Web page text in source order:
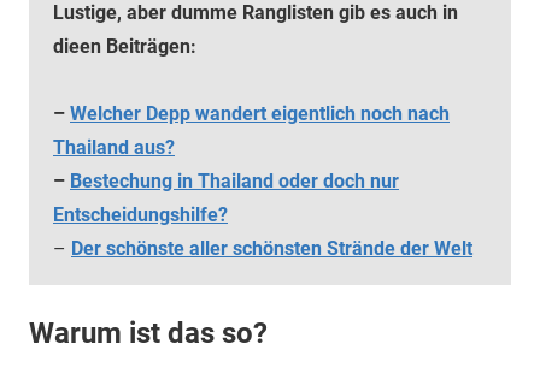
Lustige, aber dumme Ranglisten gib es auch in
dieen Beiträgen:
– Welcher Depp wandert eigentlich noch nach
Thailand aus?
– Bestechung in Thailand oder doch nur
Entscheidungshilfe?
– Der schönste aller schönsten Strände der Welt
Warum ist das so?